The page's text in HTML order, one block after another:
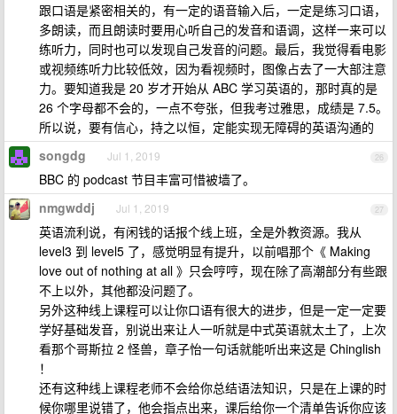
跟口语是紧密相关的，有一定的语音输入后，一定是练习口语，
多朗读，而且朗读时要用心听自己的发音和语调，这样一来可以
练听力，同时也可以发现自己发音的问题。最后，我觉得看电影
或视频练听力比较低效，因为看视频时，图像占去了一大部注意
力。要知道我是 20 岁才开始从 ABC 学习英语的，那时真的是
26 个字母都不会的，一点不夸张，但我考过雅思，成绩是 7.5。
所以说，要有信心，持之以恒，定能实现无障碍的英语沟通的
26
songdg Jul 1, 2019
BBC 的 podcast 节目丰富可惜被墙了。
27
nmgwddj Jul 1, 2019
英语流利说，有闲钱的话报个线上班，全是外教资源。我从
level3 到 level5 了，感觉明显有提升，以前唱那个《 Making
love out of nothing at all 》只会哼哼，现在除了高潮部分有些跟
不上以外，其他都没问题了。
另外这种线上课程可以让你口语有很大的进步，但是一定一定要
学好基础发音，别说出来让人一听就是中式英语就太土了，上次
看那个哥斯拉 2 怪兽，章子怡一句话就能听出来这是 Chinglish
！
还有这种线上课程老师不会给你总结语法知识，只是在上课的时
候你哪里说错了，他会指点出来，课后给你一个清单告诉你应该